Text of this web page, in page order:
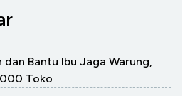
dan Bantu Ibu Jaga Warung,
Toko